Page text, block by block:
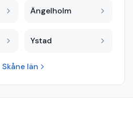
Ängelholm
Ystad
Skåne län